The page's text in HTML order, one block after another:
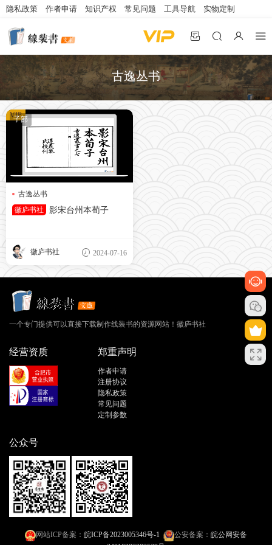
隐私政策 作者申请 知识产权 常见问题 工具导航 实物定制
古逸丛书
子部
古逸丛书
古逸丛书之七影宋台州本荀子
台州本
徽庐书社 影宋台州本荀子
徽庐书社 2024-07-16
VIP
一个专门提供可以直接下载制作线装书的资源网站！徽庐书社
经营资质 郑重声明
作者申请
注册协议
隐私政策
常见问题
定制参数
公众号
网站ICP备案： 皖ICP备2023005346号-1 公安备案： 皖公网安备